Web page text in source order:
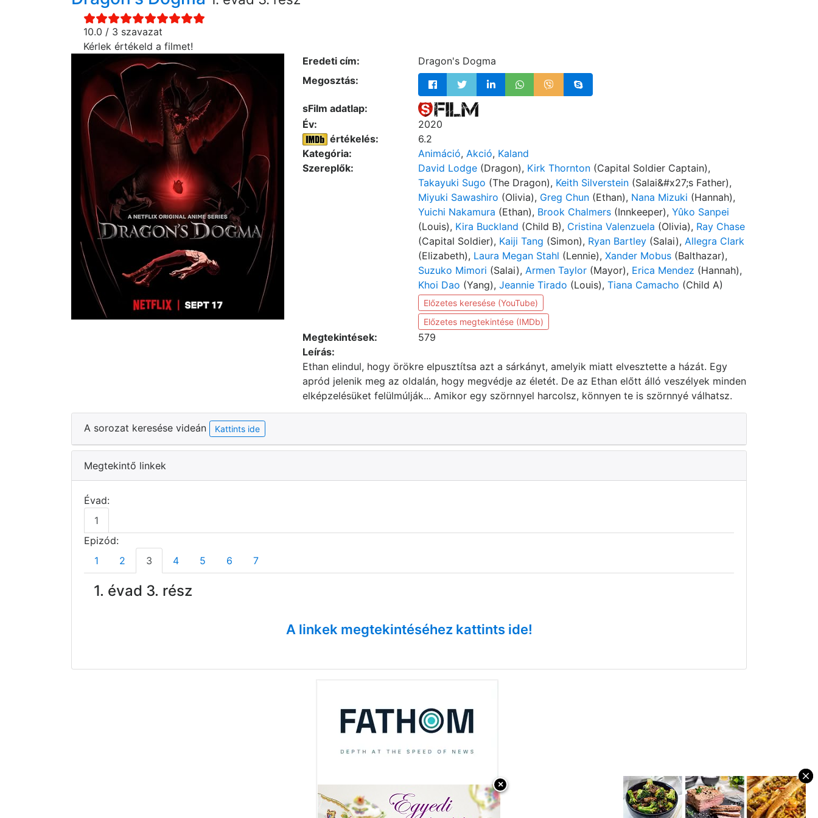
×
10.0 / 3 szavazat
Kérlek értékeld a filmet!
Eredeti cím:
Dragon's Dogma
Megosztás:
sFilm adatlap:
Év:
2020
értékelés:
6.2
Kategória:
Animáció, Akció, Kaland
Szereplők:
David Lodge (Dragon), Kirk Thornton (Capital Soldier Captain),
Takayuki Sugo (The Dragon), Keith Silverstein (Salai&#x27;s Father),
Miyuki Sawashiro (Olivia), Greg Chun (Ethan), Nana Mizuki (Hannah),
Yuichi Nakamura (Ethan), Brook Chalmers (Innkeeper), Yûko Sanpei
(Louis), Kira Buckland (Child B), Cristina Valenzuela (Olivia), Ray Chase
(Capital Soldier), Kaiji Tang (Simon), Ryan Bartley (Salai), Allegra Clark
(Elizabeth), Laura Megan Stahl (Lennie), Xander Mobus (Balthazar),
Suzuko Mimori (Salai), Armen Taylor (Mayor), Erica Mendez (Hannah),
Khoi Dao (Yang), Jeannie Tirado (Louis), Tiana Camacho (Child A)
Előzetes keresése (YouTube)
Előzetes megtekintése (IMDb)
Megtekintések:
579
Leírás:
Ethan elindul, hogy örökre elpusztítsa azt a sárkányt, amelyik miatt elvesztette a házát. Egy
apród jelenik meg az oldalán, hogy megvédje az életét. De az Ethan előtt álló veszélyek minden
elképzelésüket felülmúlják... Amikor egy szörnnyel harcolsz, könnyen te is szörnnyé válhatsz.
A sorozat keresése videán Kattints ide
Megtekintő linkek
Évad:
1
Epizód:
1
2 3 4 5 6 7
1. évad 3. rész
A linkek megtekintéséhez kattints ide!